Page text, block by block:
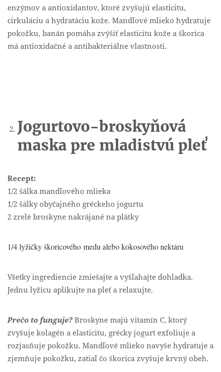
enzýmov a antioxidantov, ktoré zvyšujú elasticitu,
cirkuláciu a hydratáciu kože. Mandľové mlieko hydratuje
pokožku, banán pomáha zvýšiť elasticitu kože a škorica
má antioxidačné a antibakteriálne vlastnosti.
Jogurtovo-broskyňová
maska pre mladistvú pleť
Recept:
1/2 šálka mandľového mlieka
1/2 šálky obyčajného gréckeho jogurtu
2 zrelé broskyne nakrájané na plátky
1/4 lyžičky škoricového medu alebo kokosového nektáru
Všetky ingrediencie zmiešajte a vyšľahajte dohladka.
Jednu lyžicu aplikujte na pleť a relaxujte.
Prečo to funguje?Broskyne majú vitamín C, ktorý
zvyšuje kolagén a elasticitu, grécky jogurt exfoliuje a
rozjasňuje pokožku. Mandľové mlieko navyše hydratuje a
zjemňuje pokožku, zatiaľ čo škorica zvyšuje krvný obeh.